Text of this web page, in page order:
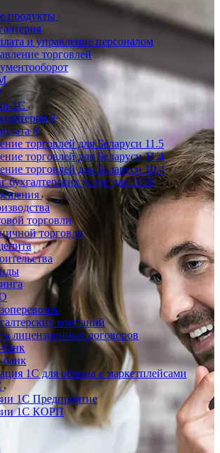
продукты
и управление персоналом
торговлей
1С
8
8
торговлей для Беларуси 11.5
торговлей для Беларуси 11.4
торговлей для Беларуси 10.4
бухгалтерских услуг для 1С:8
торговли
торговли
компаний
лицензионных договоров
банк
1C для обмена с маркетплейсами
1С Предприятие
1С КОРП